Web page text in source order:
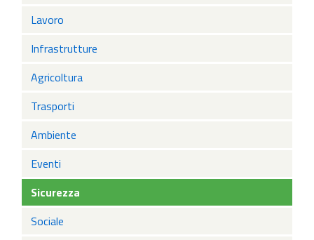
Lavoro
Infrastrutture
Agricoltura
Trasporti
Ambiente
Eventi
Sicurezza
Sociale